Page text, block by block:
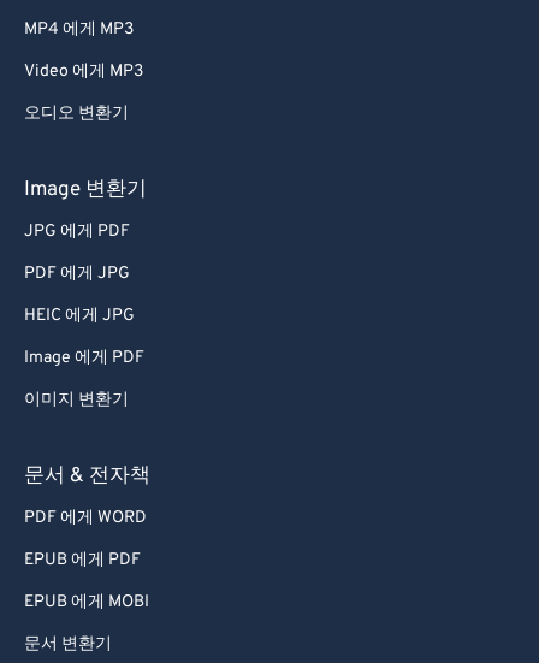
MP4 에게 MP3
Video 에게 MP3
오디오 변환기
Image 변환기
JPG 에게 PDF
PDF 에게 JPG
HEIC 에게 JPG
Image 에게 PDF
이미지 변환기
문서 & 전자책
PDF 에게 WORD
EPUB 에게 PDF
EPUB 에게 MOBI
문서 변환기